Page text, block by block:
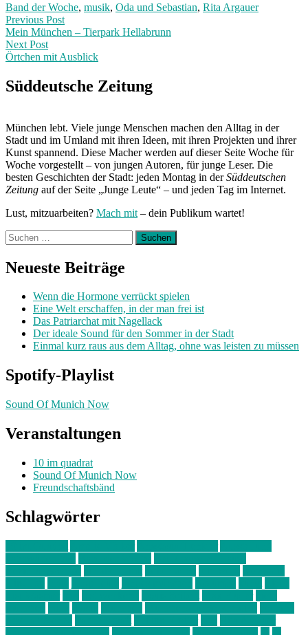
Band der Woche, musik, Oda und Sebastian, Rita Argauer
Post
navigation
Previous PostPrevious
post:
Mein München – Tierpark Hellabrunn
Next Post
Örtchen mit Ausblick
Post:
Süddeutsche Zeitung
München lebt. Viele junge Menschen machen den Alltag in der
Stadt und im Umland mit ihren Ideen, mit ihren Projekten und ihrer
Kunst spannend. Diese Macher werden auf dieser Seite Woche für
Woche vorgestellt – von jungen Autoren, für junge Leser. Die
besten Geschichten der Stadt: jeden Montag in derSüddeutschen
Zeitung auf der Seite „Junge Leute“ – und jeden Tag im Internet.
Lust, mitzuarbeiten? Mach mit – dein Publikum wartet!
Suchen
nach:
Neueste Beiträge
Wenn die Hormone verrückt spielen
Eine Welt erschaffen, in der man frei ist
Das Patriarchat mit Nagellack
Der ideale Sound für den Sommer in der Stadt
Einmal kurz raus aus dem Alltag, ohne was leisten zu müssen
Spotify-Playlist
Sound Of Munich Now
Veranstaltungen
10 im quadrat
Sound Of Munich Now
Freundschaftsbänd
Schlagwörter